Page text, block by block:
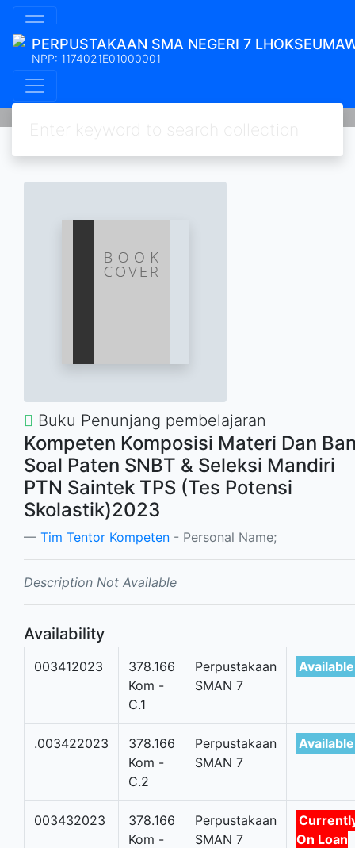
PERPUSTAKAAN SMA NEGERI 7
NPP: 1174021E01000001
Buku Penunjang pembelajaran
Kompeten Komposisi Materi Dan
Soal Paten SNBT & Seleksi Mandiri
PTN Saintek TPS (Tes Potensi
Skolastik)2023
Tim Tentor Kompeten - Personal Name;
Description Not Available
Availability
003412023
378.166
Kom -
C.1
Perpustakaan
SMAN 7
Available
.003422023
378.166
Kom -
C.2
Perpustakaan
SMAN 7
Available
003432023
378.166
Kom -
Perpustakaan
SMAN 7
On Loan